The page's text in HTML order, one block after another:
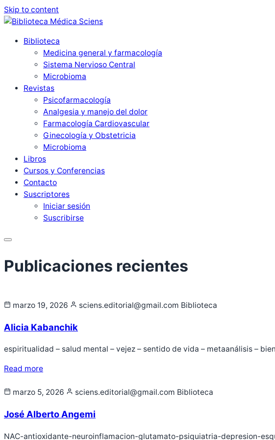
Skip to content
Biblioteca
Medicina general y farmacología
Sistema Nervioso Central
Microbioma
Revistas
Psicofarmacología
Analgesia y manejo del dolor
Farmacología Cardiovascular
Ginecología y Obstetricia
Microbioma
Libros
Cursos y Conferencias
Contacto
Suscriptores
Iniciar sesión
Suscribirse
Menu
marzo 19, 2026 sciens.editorial@gmail.com Biblioteca
Alicia Kabanchik
espiritualidad – salud mental – vejez – sentido de vida – metaanálisis –
Read more
marzo 5, 2026 sciens.editorial@gmail.com Biblioteca
José Alberto Angemi
NAC-antioxidante-neuroinflamacion-glutamato-psiquiatria-depresion-